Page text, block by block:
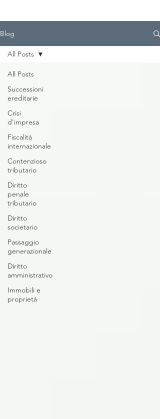
Blog
All Posts
Successioni
ereditarie
Crisi
d'impresa
Fiscalità
internazionale
Contenzioso
tributario
Diritto
penale
tributario
Diritto
societario
Passaggio
generazionale
Diritto
amministrativo
Immobili e
proprietà
All Posts